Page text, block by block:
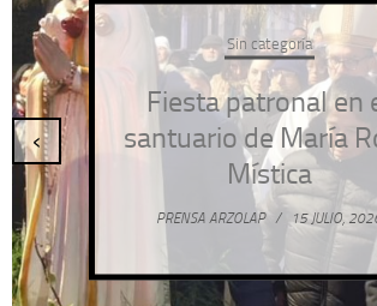
Sin categoría
Fiesta patronal en
santuario de María
Mística
PRENSA ARZOLAP / 15 JULIO,
‹